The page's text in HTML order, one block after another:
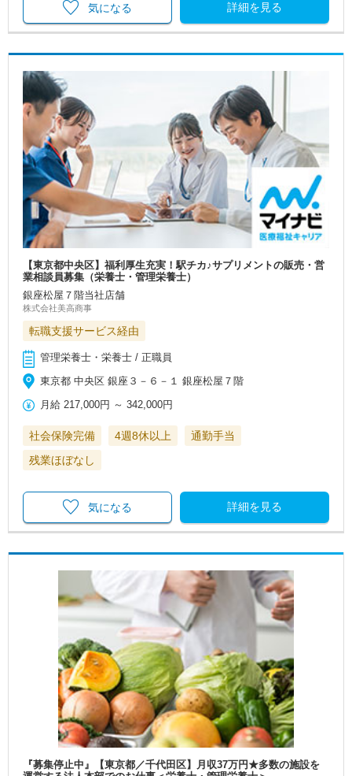
詳細を見る
気になる
【東京都中央区】福利厚生充実！駅チカ♪サプリメントの販売・営
業相談員募集（栄養士・管理栄養士）
銀座松屋７階当社店舗
株式会社美高商事
転職支援サービス経由
管理栄養士・栄養士 / 正職員
東京都 中央区 銀座３－６－１ 銀座松屋７階
月給 217,000円 ～342,000円
社会保険完備 4週8休以上
通勤手当
残業ほぼなし
詳細を見る
気になる
『募集停止中』【東京都／千代田区】月収37万円★多数の施設を